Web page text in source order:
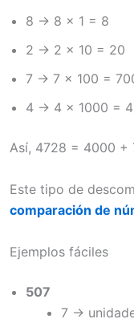
8 → 8 × 1 = 8
2 → 2 × 10 = 20
7 → 7 × 100 =
4 → 4 × 1000 =
Así, 4728 = 4000 +
Este tipo de
comparación de
Ejemplos fáciles
507
7 →